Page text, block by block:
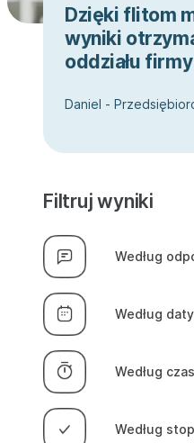
Dzięki flitom
wyniki
oddziału
Daniel -
Filtruj wyniki
Według
Według daty
Według
Według